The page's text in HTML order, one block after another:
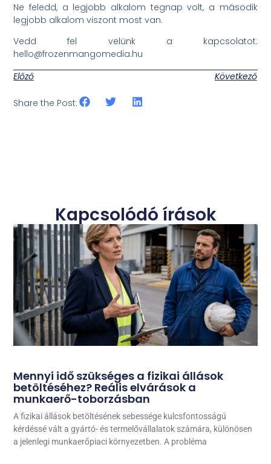
Ne feledd, a legjobb alkalom tegnap volt, a második
legjobb alkalom viszont most van.
Vedd fel velünk a kapcsolatot:
hello@frozenmangomedia.hu
Előző
Következő
Share the Post:
Kapcsolódó írások
Mennyi idő szükséges a fizikai állások
betöltéséhez? Reális elvárások a
munkaerő-toborzásban
A fizikai állások betöltésének sebessége kulcsfontosságú
kérdéssé vált a gyártó- és termelővállalatok számára, különösen
a jelenlegi munkaerőpiaci környezetben. A probléma